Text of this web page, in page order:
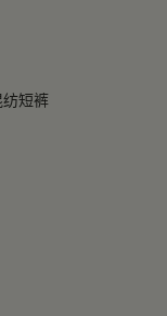
短裤